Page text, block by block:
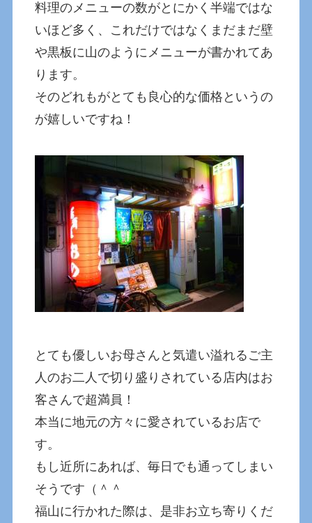
料理のメニューの数がとにかく半端ではな
いほど多く、これだけではなくまだまだ壁
や黒板に山のようにメニューが書かれてあ
ります。
そのどれもがとても良心的な価格というの
が嬉しいですね！
とても優しいお母さんと気遣い溢れるご主
人のお二人で切り盛りされている店内はお
客さんで超満員！
本当に地元の方々に愛されているお店で
す。
もし近所にあれば、毎日でも通ってしまい
そうです（＾＾
福山に行かれた際は、是非お立ち寄りくだ